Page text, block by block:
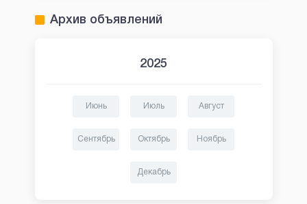
Архив объявлений
2025
Июнь Июль Август
Сентябрь Октябрь Ноябрь
Декабрь